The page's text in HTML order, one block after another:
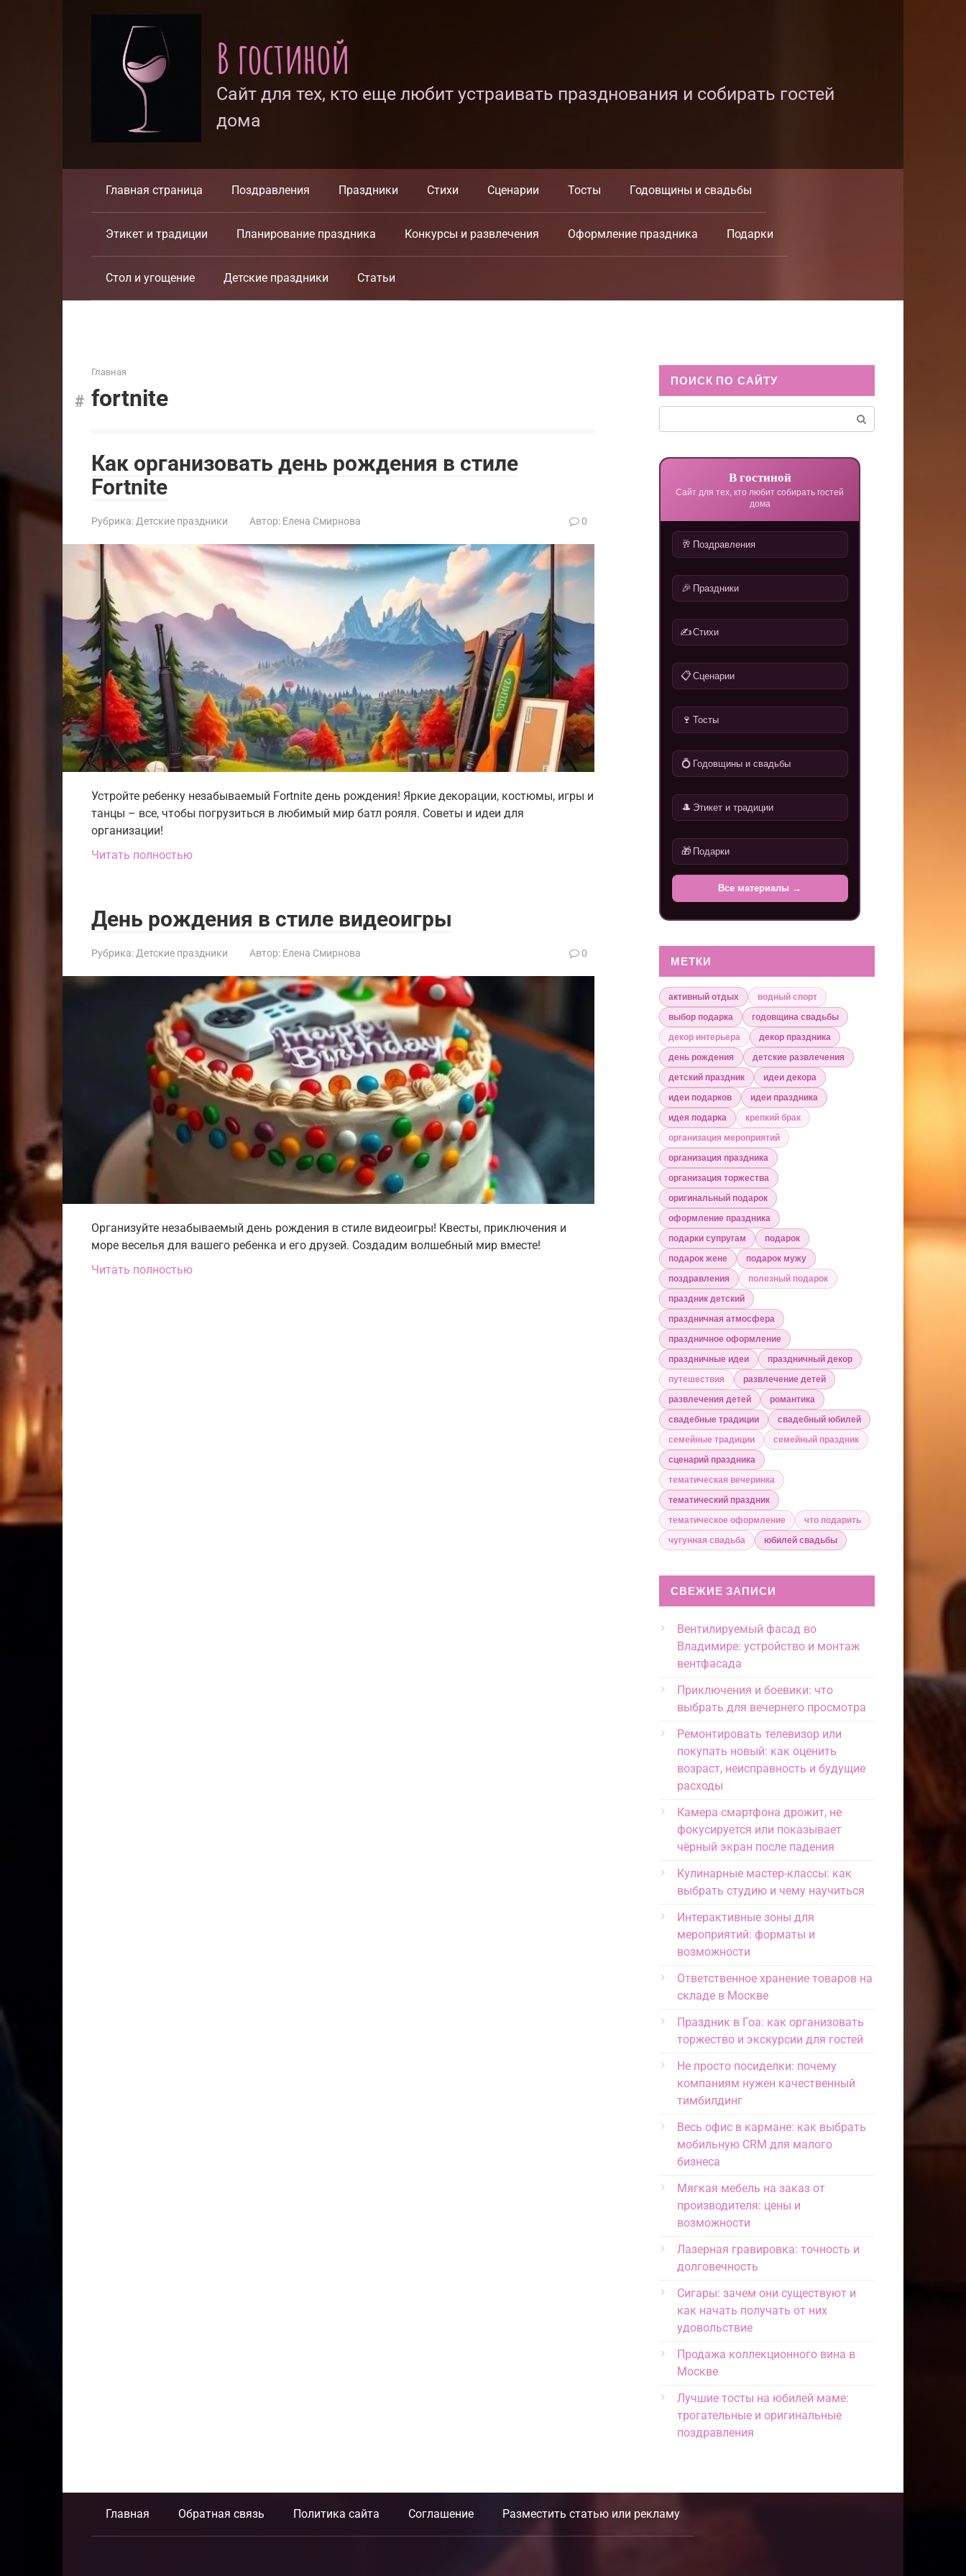
В гостиной
Сайт для тех, кто еще любит устраивать празднования и собирать гостей
дома
Главная страница Поздравления Праздники Стихи Сценарии Тосты Годовщины и свадьбы
Этикет и традиции Планирование праздника Конкурсы и развлечения Оформление праздника Подарки
Стол и угощение Детские праздники Статьи
Главная
fortnite
Как организовать день рождения в стиле
Fortnite
Рубрика: Детские праздники Автор: Елена Смирнова 0
Устройте ребенку незабываемый Fortnite день рождения! Яркие декорации, костюмы, игры и
танцы – все, чтобы погрузиться в любимый мир батл рояля. Советы и идеи для
организации!
Читать полностью
День рождения в стиле видеоигры
Рубрика: Детские праздники Автор: Елена Смирнова 0
Организуйте незабываемый день рождения в стиле видеоигры! Квесты, приключения и
море веселья для вашего ребенка и его друзей. Создадим волшебный мир вместе!
Читать полностью
ПОИСК ПО САЙТУ
В гостиной
Сайт для тех, кто любит собирать гостей
дома
🥂 Поздравления
🎉 Праздники
✍️Стихи
📋 Сценарии
🍷 Тосты
💍 Годовщины и свадьбы
🎩 Этикет и традиции
🎁 Подарки
Все материалы →
МЕТКИ
активный отдых
водный спорт
выбор подарка
годовщина свадьбы
декор интерьера
декор праздника
день рождения
детские развлечения
детский праздник
идеи декора
идеи подарков
идеи праздника
идея подарка
крепкий брак
организация мероприятий
организация праздника
организация торжества
оригинальный подарок
оформление праздника
подарки супругам
подарок
подарок жене
подарок мужу
поздравления
полезный подарок
праздник детский
праздничная атмосфера
праздничное оформление
праздничные идеи
праздничный декор
путешествия
развлечение детей
развлечения детей
романтика
свадебные традиции
свадебный юбилей
семейные традиции
семейный праздник
сценарий праздника
тематическая вечеринка
тематический праздник
тематическое оформление
что подарить
чугунная свадьба
юбилей свадьбы
СВЕЖИЕ ЗАПИСИ
Вентилируемый фасад во
Владимире: устройство и монтаж
вентфасада
Приключения и боевики: что
выбрать для вечернего просмотра
Ремонтировать телевизор или
покупать новый: как оценить
возраст, неисправность и будущие
расходы
Камера смартфона дрожит, не
фокусируется или показывает
чёрный экран после падения
Кулинарные мастер-классы: как
выбрать студию и чему научиться
Интерактивные зоны для
мероприятий: форматы и
возможности
Ответственное хранение товаров на
складе в Москве
Праздник в Гоа: как организовать
торжество и экскурсии для гостей
Не просто посиделки: почему
компаниям нужен качественный
тимбилдинг
Весь офис в кармане: как выбрать
мобильную CRM для малого
бизнеса
Мягкая мебель на заказ от
производителя: цены и
возможности
Лазерная гравировка: точность и
долговечность
Сигары: зачем они существуют и
как начать получать от них
удовольствие
Продажа коллекционного вина в
Москве
Лучшие тосты на юбилей маме:
трогательные и оригинальные
поздравления
Главная Обратная связь Политика сайта Соглашение Разместить статью или рекламу